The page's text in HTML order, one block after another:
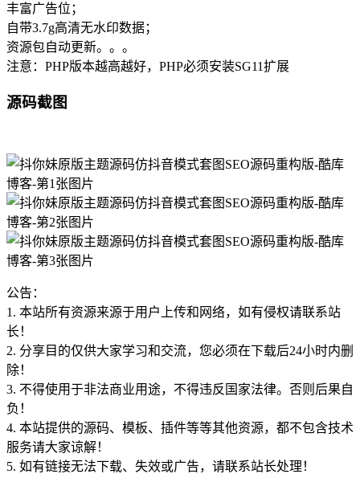
丰富广告位；
自带3.7g高清无水印数据；
资源包自动更新。。。
注意：PHP版本越高越好，PHP必须安装SG11扩展
源码截图
公告：
1. 本站所有资源来源于用户上传和网络，如有侵权请联系站
长！
2. 分享目的仅供大家学习和交流，您必须在下载后24小时内删
除！
3. 不得使用于非法商业用途，不得违反国家法律。否则后果自
负！
4. 本站提供的源码、模板、插件等等其他资源，都不包含技术
服务请大家谅解！
5. 如有链接无法下载、失效或广告，请联系站长处理！